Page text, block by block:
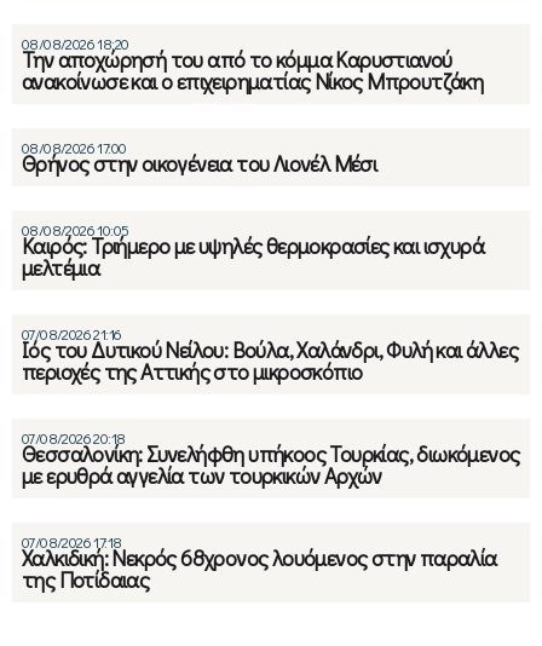
08/08/2026 18:20
Την αποχώρησή του από το κόμμα Καρυστιανού
ανακοίνωσε και ο επιχειρηματίας Νίκος Μπρουτζάκη
08/08/2026 17:00
Θρήνος στην οικογένεια του Λιονέλ Μέσι
08/08/2026 10:05
Καιρός: Τριήμερο με υψηλές θερμοκρασίες και ισχυρά
μελτέμια
07/08/2026 21:16
Ιός του Δυτικού Νείλου: Βούλα, Χαλάνδρι, Φυλή και άλλες
περιοχές της Αττικής στο μικροσκόπιο
07/08/2026 20:18
Θεσσαλονίκη: Συνελήφθη υπήκοος Τουρκίας, διωκόμενος
με ερυθρά αγγελία των τουρκικών Αρχών
07/08/2026 17:18
Χαλκιδική: Νεκρός 68χρονος λουόμενος στην παραλία
της Ποτίδαιας